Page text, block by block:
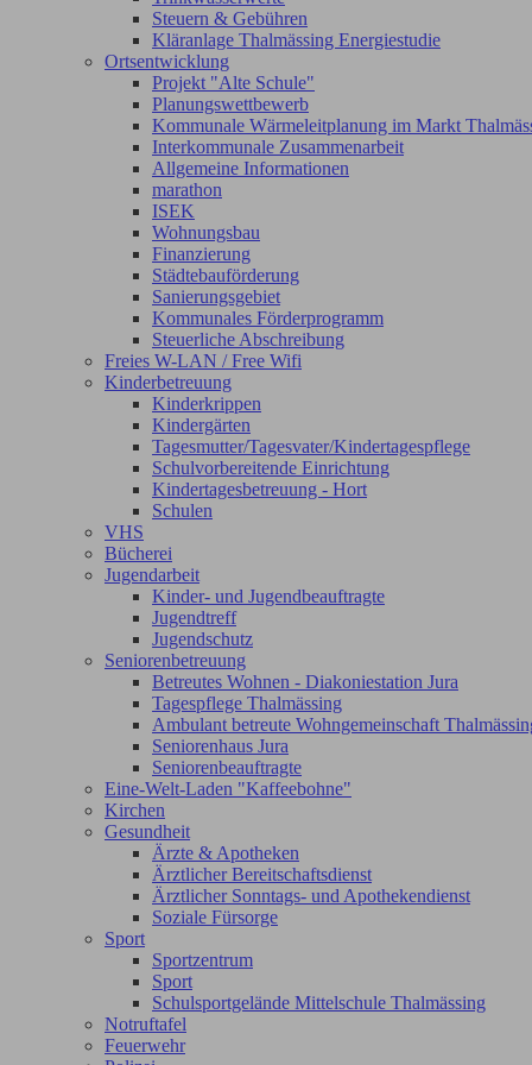
Steuern & Gebühren
Kläranlage Thalmässing Energiestudie
Ortsentwicklung
Projekt "Alte Schule"
Planungswettbewerb
Kommunale Wärmeleitplanung im Markt
Interkommunale Zusammenarbeit
Allgemeine Informationen
marathon
ISEK
Wohnungsbau
Finanzierung
Städtebauförderung
Sanierungsgebiet
Kommunales Förderprogramm
Steuerliche Abschreibung
Freies W-LAN / Free Wifi
Kinderbetreuung
Kinderkrippen
Kindergärten
Tagesmutter/Tagesvater/Kindertagespflege
Schulvorbereitende Einrichtung
Kindertagesbetreuung - Hort
Schulen
VHS
Bücherei
Jugendarbeit
Kinder- und Jugendbeauftragte
Jugendtreff
Jugendschutz
Seniorenbetreuung
Betreutes Wohnen - Diakoniestation Jura
Tagespflege Thalmässing
Ambulant betreute Wohngemeinschaft
Seniorenhaus Jura
Seniorenbeauftragte
Eine-Welt-Laden "Kaffeebohne"
Kirchen
Gesundheit
Ärzte & Apotheken
Ärztlicher Bereitschaftsdienst
Ärztlicher Sonntags- und Apothekendienst
Soziale Fürsorge
Sport
Sportzentrum
Sport
Schulsportgelände Mittelschule Thalmässing
Notruftafel
Feuerwehr